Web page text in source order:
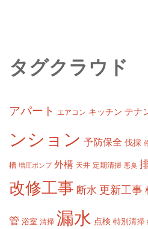
タグクラウド
アパート エアコン キッチン テナ
ンション 予防保全 伐採
槽 増圧ポンプ 外構 天井 定期清掃 悪臭
改修工事 断水 更新工事
管 浴室 清掃 漏水 点検 特別清掃